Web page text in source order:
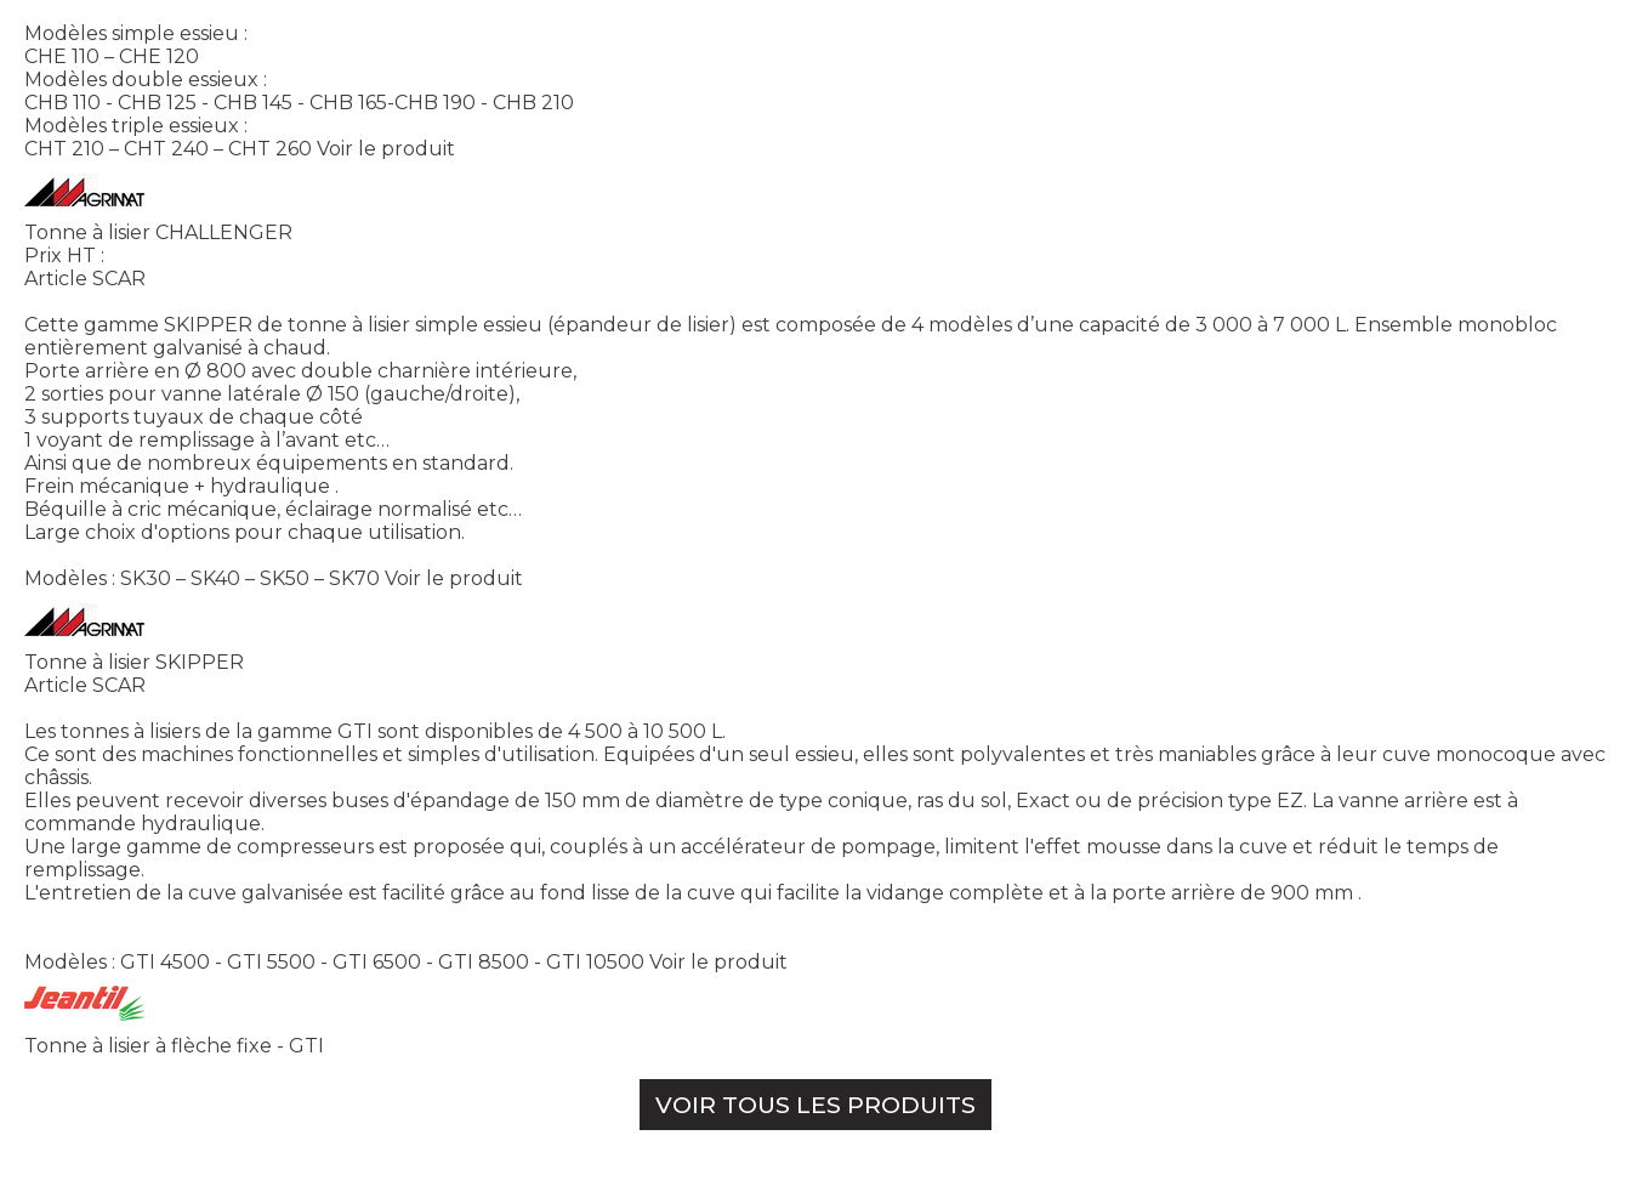
Modèles simple essieu :
CHE 110 – CHE 120
Modèles double essieux :
CHB 110 - CHB 125 - CHB 145 - CHB 165-CHB 190 - CHB 210
Modèles triple essieux :
CHT 210 – CHT 240 – CHT 260 Voir le produit
Tonne à lisier CHALLENGER
Prix HT :
Article SCAR
Cette gamme SKIPPER de tonne à lisier simple essieu (épandeur de lisier) est composée de 4 modèles d’une capacité de 3 000 à 7 000 L. Ensemble monobloc
entièrement galvanisé à chaud.
Porte arrière en Ø 800 avec double charnière intérieure,
2 sorties pour vanne latérale Ø 150 (gauche/droite),
3 supports tuyaux de chaque côté
1 voyant de remplissage à l’avant etc…
Ainsi que de nombreux équipements en standard.
Frein mécanique + hydraulique .
Béquille à cric mécanique, éclairage normalisé etc…
Large choix d'options pour chaque utilisation.
Modèles : SK30 – SK40 – SK50 – SK70 Voir le produit
Tonne à lisier SKIPPER
Article SCAR
Les tonnes à lisiers de la gamme GTI sont disponibles de 4 500 à 10 500 L.
Ce sont des machines fonctionnelles et simples d'utilisation. Equipées d'un seul essieu, elles sont polyvalentes et très maniables grâce à leur cuve monocoque avec
châssis.
Elles peuvent recevoir diverses buses d'épandage de 150 mm de diamètre de type conique, ras du sol, Exact ou de précision type EZ. La vanne arrière est à
commande hydraulique.
Une large gamme de compresseurs est proposée qui, couplés à un accélérateur de pompage, limitent l'effet mousse dans la cuve et réduit le temps de
remplissage.
L'entretien de la cuve galvanisée est facilité grâce au fond lisse de la cuve qui facilite la vidange complète et à la porte arrière de 900 mm .
Modèles : GTI 4500 - GTI 5500 - GTI 6500 - GTI 8500 - GTI 10500 Voir le produit
Tonne à lisier à flèche fixe - GTI
VOIR TOUS LES PRODUITS